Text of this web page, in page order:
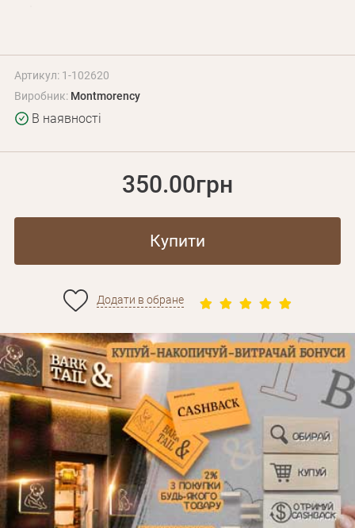
Артикул: 1-102620
Виробник: Montmorency
В наявності
350.00грн
Купити
Додати в обране